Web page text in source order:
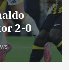
2-0